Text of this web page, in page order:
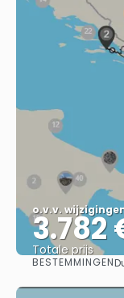
o.v.v.
3.782
Totale prijs
BESTEMMINGEN